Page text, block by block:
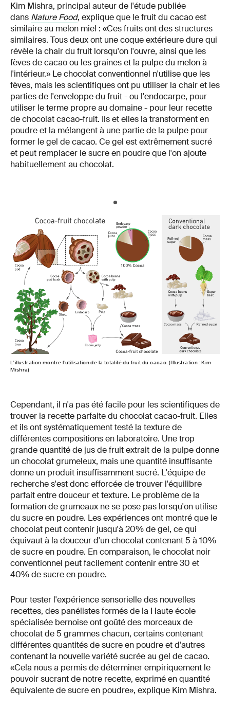
Kim Mishra, principal auteur de l'étude publiée
dans Nature Food, explique que le fruit du cacao est
similaire au melon miel : «Ces fruits ont des structures
similaires. Tous deux ont une coque extérieure dure qui
révèle la chair du fruit lorsqu'on l'ouvre, ainsi que les
fèves de cacao ou les graines et la pulpe du melon à
l'intérieur.» Le chocolat conventionnel n'utilise que les
fèves, mais les scientifiques ont pu utiliser la chair et les
parties de l'enveloppe du fruit - ou l'endocarpe, pour
utiliser le terme propre au domaine - pour leur recette
de chocolat cacao-fruit. Ils et elles la transforment en
poudre et la mélangent à une partie de la pulpe pour
former le gel de cacao. Ce gel est extrêmement sucré
et peut remplacer le sucre en poudre que l'on ajoute
habituellement au chocolat.
L'illustration montre l'utilisation de la totalité du fruit du cacao. (Illustration : Kim
Mishra)
Cependant, il n'a pas été facile pour les scientifiques de
trouver la recette parfaite du chocolat cacao-fruit. Elles
et ils ont systématiquement testé la texture de
différentes compositions en laboratoire. Une trop
grande quantité de jus de fruit extrait de la pulpe donne
un chocolat grumeleux, mais une quantité insuffisante
donne un produit insuffisamment sucré. L'équipe de
recherche s'est donc efforcée de trouver l'équilibre
parfait entre douceur et texture. Le problème de la
formation de grumeaux ne se pose pas lorsqu'on utilise
du sucre en poudre. Les expériences ont montré que le
chocolat peut contenir jusqu'à 20% de gel, ce qui
équivaut à la douceur d'un chocolat contenant 5 à 10%
de sucre en poudre. En comparaison, le chocolat noir
conventionnel peut facilement contenir entre 30 et
40% de sucre en poudre.
Pour tester l'expérience sensorielle des nouvelles
recettes, des panélistes formés de la Haute école
spécialisée bernoise ont goûté des morceaux de
chocolat de 5 grammes chacun, certains contenant
différentes quantités de sucre en poudre et d'autres
contenant la nouvelle variété sucrée au gel de cacao.
«Cela nous a permis de déterminer empiriquement le
pouvoir sucrant de notre recette, exprimé en quantité
équivalente de sucre en poudre», explique Kim Mishra.